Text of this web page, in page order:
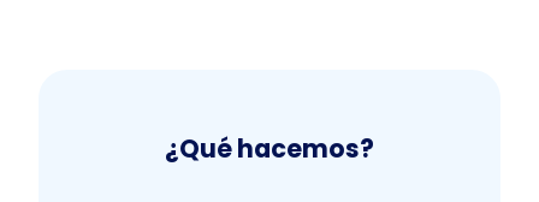
¿Qué hacemos?